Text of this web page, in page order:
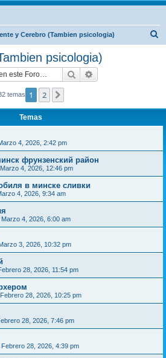
y Cerebro (Tambien psicologia)
psicologia)
Buscar
temas 1 2
Temas
4, 2026, 2:42 pm
фрунзенский район
Marzo 4, 2026, 12:46 pm
в минске сливки
4, 2026, 9:34 am
Marzo 4, 2026, 6:00 am
3, 2026, 10:32 pm
28, 2026, 11:54 pm
Febrero 28, 2026, 10:25 pm
28, 2026, 7:46 pm
Febrero 28, 2026, 4:39 pm